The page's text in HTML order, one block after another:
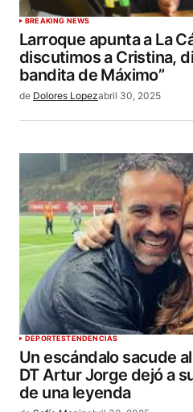
BREAKING NEWS
Larroque apunta a La
discutimos a Cristina,
bandita de Máximo”
de Dolores Lopezabril 30, 2025
DEPORTESTENDENCIAS
Un escándalo sacude
DT Artur Jorge dejó a
de una leyenda